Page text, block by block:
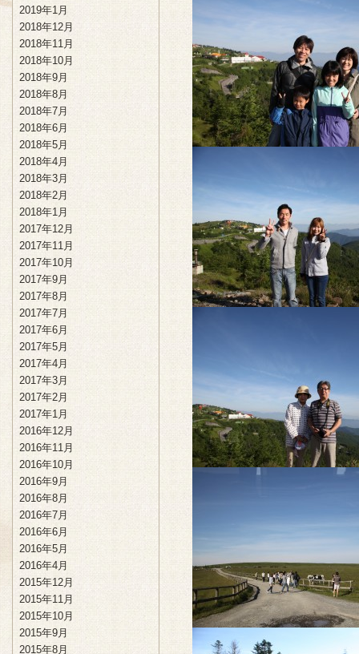
2019年1月
2018年12月
2018年11月
2018年10月
2018年9月
2018年8月
2018年7月
2018年6月
2018年5月
2018年4月
2018年3月
2018年2月
2018年1月
2017年12月
2017年11月
2017年10月
2017年9月
2017年8月
2017年7月
2017年6月
2017年5月
2017年4月
2017年3月
2017年2月
2017年1月
2016年12月
2016年11月
2016年10月
2016年9月
2016年8月
2016年7月
2016年6月
2016年5月
2016年4月
2015年12月
2015年11月
2015年10月
2015年9月
2015年8月